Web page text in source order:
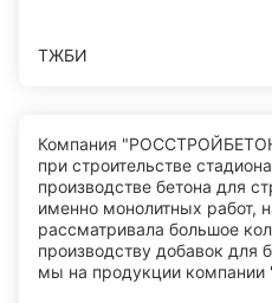
ТЖБИ
Компания
при строительстве
производстве бетона для
именно монолитных работ,
рассматривала большое
производству добавок для
мы на продукции компании